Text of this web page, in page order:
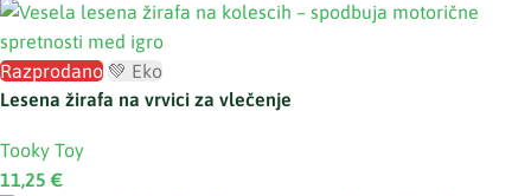
Razprodano 💚 Eko
Lesena žirafa na vrvici za vlečenje
Tooky Toy
11,25 €